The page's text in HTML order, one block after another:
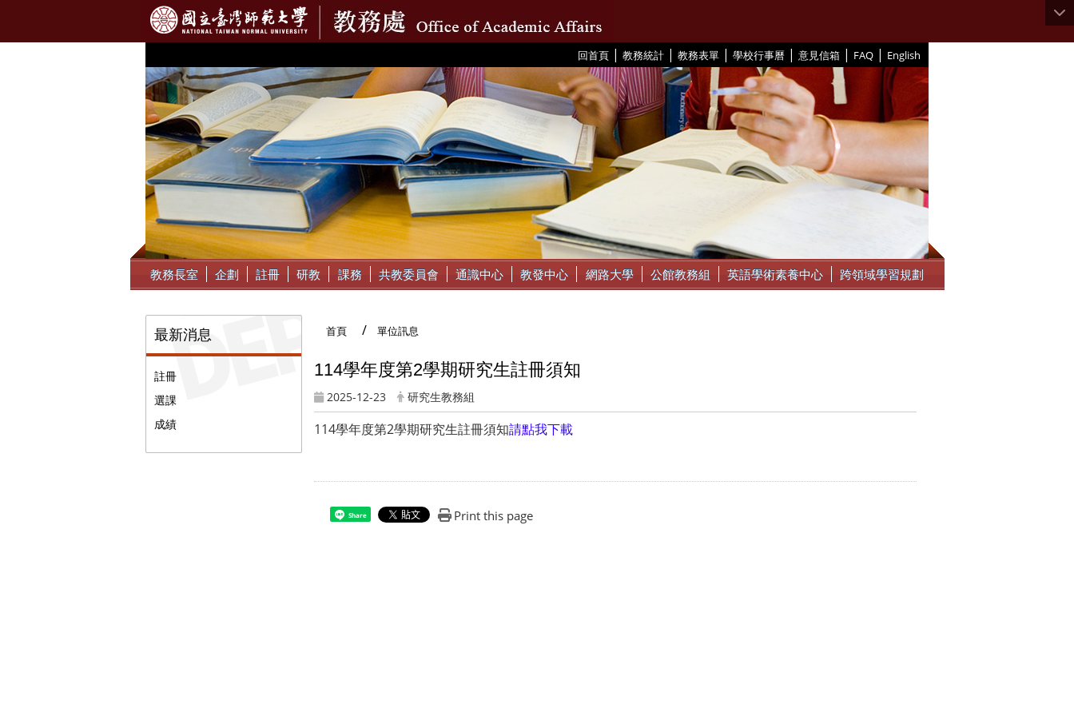
回首頁 | 教務統計 | 教務表單 | 學校行事曆 | 意見信箱 | FAQ | English
::: 教務長室 企劃 註冊 研教 課務 共教委員會 通識中心 教發中心 網路大學 公館教務組 英語學術素養中心 跨領域學習規劃
最新消息
註冊
選課
成績
首頁 單位訊息
114學年度第2學期研究生註冊須知
2025-12-23 研究生教務組
114學年度第2學期研究生註冊須知請點我下載
Share Print this page